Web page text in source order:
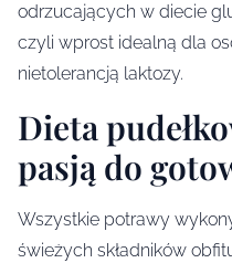
odrzucających w diecie
czyli wprost idealną dla
nietolerancją laktozy.
Dieta
pasją do
Wszystkie potrawy
świeżych składników